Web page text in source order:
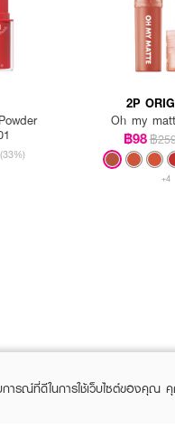
(33%)
2P
Oh my
฿98฿
+4
ารณ์ที่ดีในการใช้เว็บไซต์ของคุณ